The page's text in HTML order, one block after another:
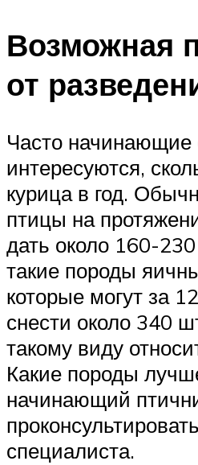
Возможная
от
Часто
интересуются,
курица в год.
птицы на
дать около 160-
такие породы
которые могут за
снести около 340
такому виду
Какие породы
начинающий
специалиста.